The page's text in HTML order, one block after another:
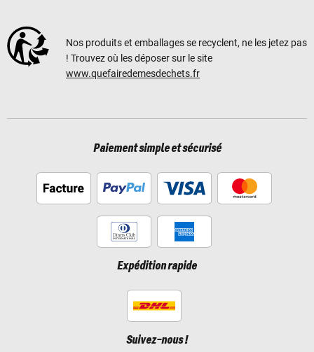
Nos produits et emballages se recyclent, ne les jetez pas
! Trouvez où les déposer sur le site
www.quefairedemesdechets.fr
Paiement simple et sécurisé
Expédition rapide
Suivez-nous !